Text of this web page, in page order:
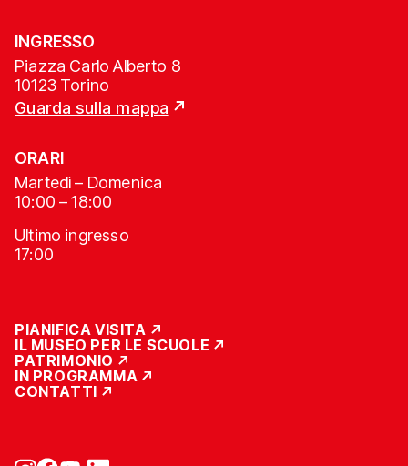
INGRESSO
Piazza Carlo Alberto 8
10123 Torino
Guarda sulla mappa
ORARI
Martedì – Domenica
10:00 – 18:00
Ultimo ingresso
17:00
PIANIFICA VISITA
IL MUSEO PER LE SCUOLE
PATRIMONIO
IN PROGRAMMA
CONTATTI